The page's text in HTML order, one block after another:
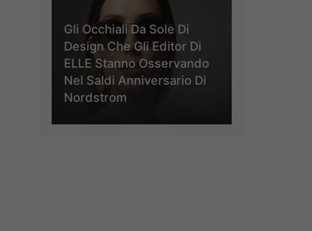
Gli Occhiali Da Sole Di
Design Che Gli Editor Di
ELLE Stanno Osservando
Nel Saldi Anniversario Di
Nordstrom